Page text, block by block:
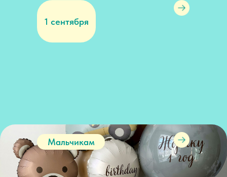
Мальчикам
1 сентября